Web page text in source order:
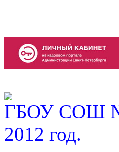
ГБОУ СОШ №
2012 год.